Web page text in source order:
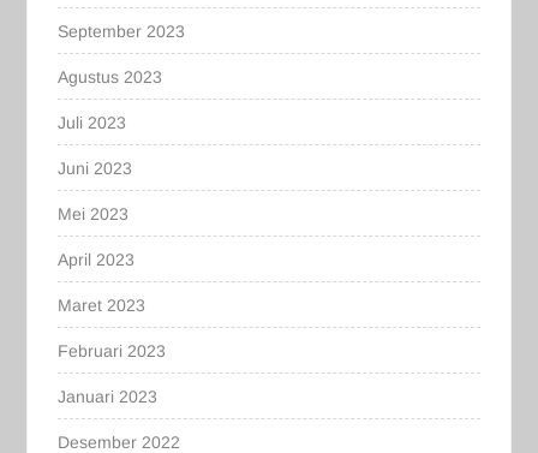
September 2023
Agustus 2023
Juli 2023
Juni 2023
Mei 2023
April 2023
Maret 2023
Februari 2023
Januari 2023
Desember 2022